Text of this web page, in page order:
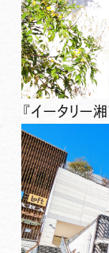
『イータリー